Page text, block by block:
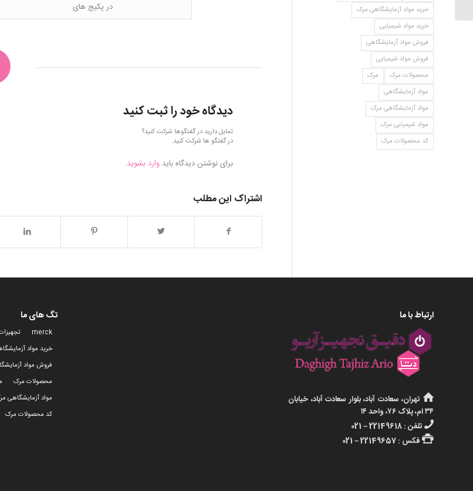
در پکیج های
دیدگاه خود را ثبت کنید
تمایل دارید در گفتگوها شرکت کنید؟
در گفتگو ها شرکت کنید.
برای نوشتن دیدگاه باید وارد بشوید.
اشتراک این مطلب
خرید مواد آزمایشگاهی مرک
خرید مواد شیمیایی
فروش مواد آزمایشگاهی
فروش مواد شیمیایی
محصولات مرک
مرک
مواد آزمایشگاهی
مواد آزمایشگاهی مرک
مواد شیمیایی مرک
کد محصولات مرک
ارتباط با ما
تهران، سعادت آباد، بلوار سعادت آباد، خیابان
۳۴ ام، پلاک ۷۶، واحد ۱۴
تلفن : 22149618 – 021
فکس : 22149657 – 021
تگ های ما
merck
خرید مواد
فروش مواد
محصولات مرک
مواد آزمایشگاهی
کد محصولات مرک